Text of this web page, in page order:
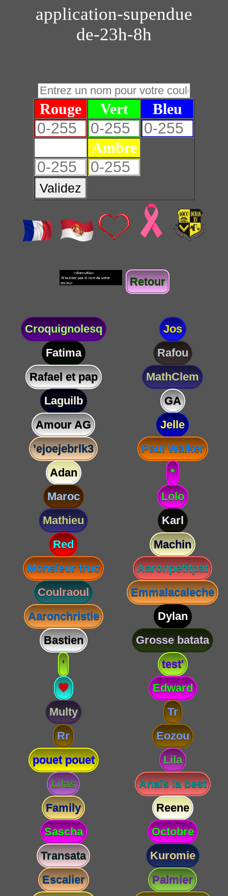
application-supendue
de-23h-8h
Rouge Vert Bleu
Ambre
Validez
Retour
Croquignolesq
Jos
Fatima
Rafou
Rafael et pap
MathClem
Laguilb
GA
Amour AG
Jelle
’ejoejebrlk3
Paul Walker
Adan
*
Maroc
Lolo
Mathieu
Karl
Red
Machin
Monsieur truc
Aaronpetitpat
Coulraoul
Emmalacaleche
Aaronchristie
Dylan
Bastien
Grosse batata
'
test'
💗
Edward
Multy
Tr
Rr
Eozou
pouet pouet
Lila
Lilas
Anaïs la best
Family
Reene
Sascha
Octobre
Transata
Kuromie
Escalier
Palmier